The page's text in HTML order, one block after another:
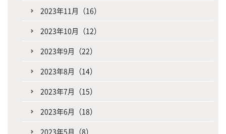
2023年11月（16）
2023年10月（12）
2023年9月（22）
2023年8月（14）
2023年7月（15）
2023年6月（18）
2023年5月（8）